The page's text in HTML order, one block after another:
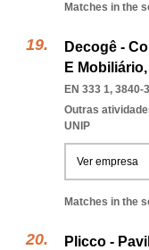
Matches in the
Decogê -
E
EN 333 1, 3840-
Outras
UNIP
Ver empresa
Matches in the
Plicco -